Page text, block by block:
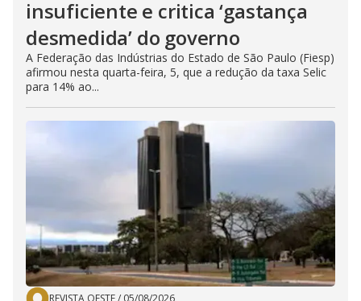
insuficiente e critica ‘gastança
desmedida’ do governo
A Federação das Indústrias do Estado de São Paulo (Fiesp)
afirmou nesta quarta-feira, 5, que a redução da taxa Selic
para 14% ao...
REVISTA OESTE/ 05/08/2026